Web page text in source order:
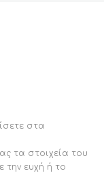
στα
τα στοιχεία του
την ευχή ή το